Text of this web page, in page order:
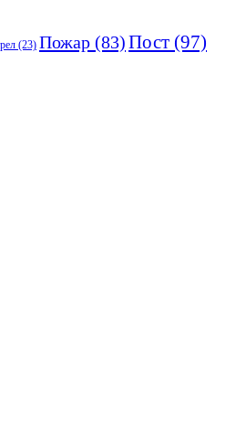
(23) Пожар (83)Пост (97)